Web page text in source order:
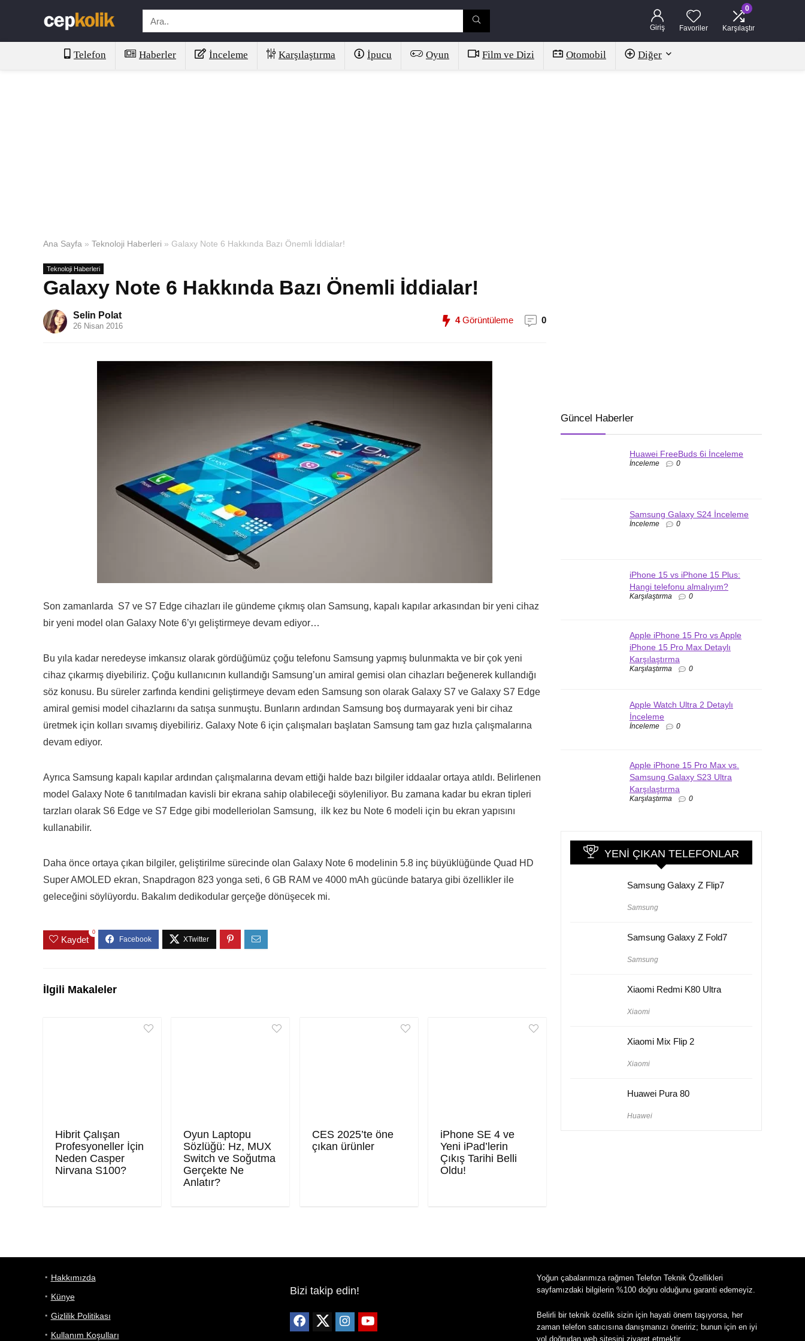
Giriş Favoriler
0
Karşılaştır
Telefon Haberler İnceleme Karşılaştırma İpucu Oyun Film ve Dizi Otomobil Diğer
Ana Sayfa » Teknoloji Haberleri » Galaxy Note 6 Hakkında Bazı Önemli İddialar!
Teknoloji Haberleri
Galaxy Note 6 Hakkında Bazı Önemli İddialar!
Selin Polat
26 Nisan 2016
4Görüntüleme 0
Son zamanlarda S7 ve S7 Edge cihazları ile gündeme çıkmış olan Samsung, kapalı kapılar arkasından bir yeni cihaz
bir yeni model olan Galaxy Note 6’yı geliştirmeye devam ediyor…
Bu yıla kadar neredeyse imkansız olarak gördüğümüz çoğu telefonu Samsung yapmış bulunmakta ve bir çok yeni
cihaz çıkarmış diyebiliriz. Çoğu kullanıcının kullandığı Samsung’un amiral gemisi olan cihazları beğenerek kullandığı
söz konusu. Bu süreler zarfında kendini geliştirmeye devam eden Samsung son olarak Galaxy S7 ve Galaxy S7 Edge
amiral gemisi model cihazlarını da satışa sunmuştu. Bunların ardından Samsung boş durmayarak yeni bir cihaz
üretmek için kolları sıvamış diyebiliriz. Galaxy Note 6 için çalışmaları başlatan Samsung tam gaz hızla çalışmalarına
devam ediyor.
Ayrıca Samsung kapalı kapılar ardından çalışmalarına devam ettiği halde bazı bilgiler iddaalar ortaya atıldı. Belirlenen
model Galaxy Note 6 tanıtılmadan kavisli bir ekrana sahip olabileceği söyleniliyor. Bu zamana kadar bu ekran tipleri
tarzları olarak S6 Edge ve S7 Edge gibi modelleriolan Samsung, ilk kez bu Note 6 modeli için bu ekran yapısını
kullanabilir.
Daha önce ortaya çıkan bilgiler, geliştirilme sürecinde olan Galaxy Note 6 modelinin 5.8 inç büyüklüğünde Quad HD
Super AMOLED ekran, Snapdragon 823 yonga seti, 6 GB RAM ve 4000 mAh gücünde batarya gibi özellikler ile
geleceğini söylüyordu. Bakalım dedikodular gerçeğe dönüşecek mi.
Kaydet
0
İlgili Makaleler
Hibrit Çalışan
Profesyoneller İçin
Neden Casper
Nirvana S100?
Oyun Laptopu
Sözlüğü: Hz, MUX
Switch ve Soğutma
Gerçekte Ne
Anlatır?
CES 2025’te öne
çıkan ürünler
iPhone SE 4 ve
Yeni iPad’lerin
Çıkış Tarihi Belli
Oldu!
Güncel Haberler
Huawei FreeBuds 6i İnceleme
İnceleme 0
Samsung Galaxy S24 İnceleme
İnceleme 0
iPhone 15 vs iPhone 15 Plus:
Hangi telefonu almalıyım?
Karşılaştırma 0
Apple iPhone 15 Pro vs Apple
iPhone 15 Pro Max Detaylı
Karşılaştırma
Karşılaştırma 0
Apple Watch Ultra 2 Detaylı
İnceleme
İnceleme 0
Apple iPhone 15 Pro Max vs.
Samsung Galaxy S23 Ultra
Karşılaştırma
Karşılaştırma 0
YENI ÇIKAN TELEFONLAR
Samsung Galaxy Z Flip7
Samsung
Samsung Galaxy Z Fold7
Samsung
Xiaomi Redmi K80 Ultra
Xiaomi
Xiaomi Mix Flip 2
Xiaomi
Huawei Pura 80
Huawei
Hakkımızda
Künye
Gizlilik Politikası
Kullanım Koşulları
Bizi takip edin!
Yoğun çabalarımıza rağmen Telefon Teknik Özellikleri
sayfamızdaki bilgilerin %100 doğru olduğunu garanti edemeyiz.
Belirli bir teknik özellik sizin için hayati önem taşıyorsa, her
zaman telefon satıcısına danışmanızı öneririz; bunun için en iyi
yol doğrudan web sitesini ziyaret etmektir.